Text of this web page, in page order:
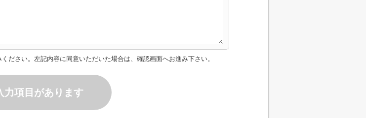
ださい。左記内容に同意いただいた場合は、確認画面へお進み下さい。
力項目があります